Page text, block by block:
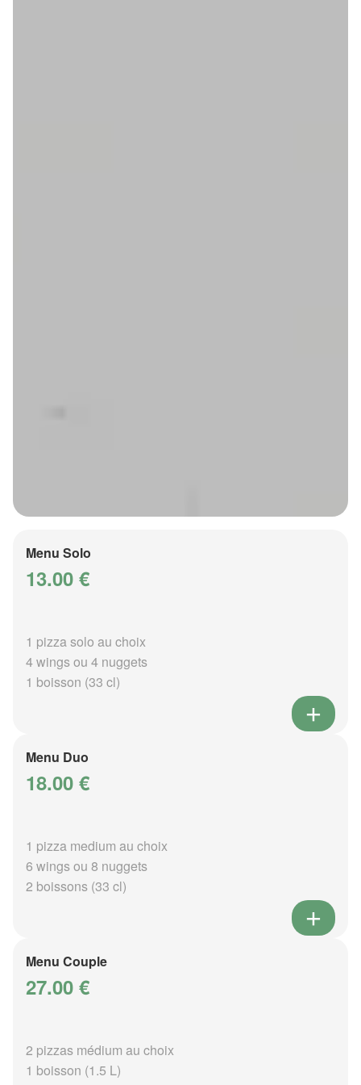
Menu Solo
13.00 €
1 pizza solo au choix
4 wings ou 4 nuggets
1 boisson (33 cl)
Menu Duo
18.00 €
1 pizza medium au choix
6 wings ou 8 nuggets
2 boissons (33 cl)
Menu Couple
27.00 €
2 pizzas médium au choix
1 boisson (1.5 L)